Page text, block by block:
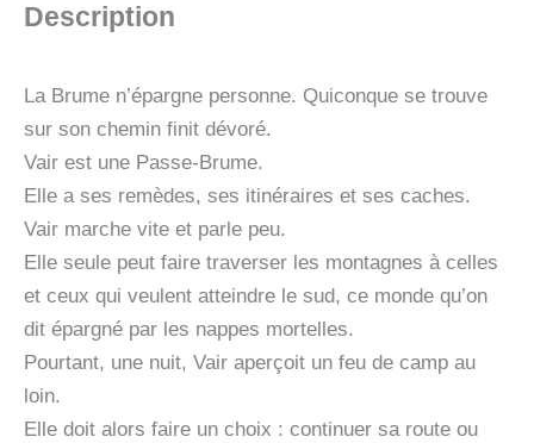
Description
La Brume n’épargne personne. Quiconque se trouve
sur son chemin finit dévoré.
Vair est une Passe-Brume.
Elle a ses remèdes, ses itinéraires et ses caches.
Vair marche vite et parle peu.
Elle seule peut faire traverser les montagnes à celles
et ceux qui veulent atteindre le sud, ce monde qu’on
dit épargné par les nappes mortelles.
Pourtant, une nuit, Vair aperçoit un feu de camp au
loin.
Elle doit alors faire un choix : continuer sa route ou